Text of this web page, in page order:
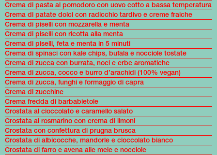
Crema di pasta al pomodoro con uovo cotto a bassa temperatura
Crema di patate dolci con radicchio tardivo e creme fraiche
Crema di piselli con mozzarella e menta
Crema di piselli con ricotta alla menta
Crema di piselli, feta e menta in 5 minuti
Crema di spinaci con kale chips, bufala e nocciole tostate
Crema di zucca con burrata, noci e erbe aromatiche
Crema di zucca, cocco e burro d’arachidi (100% vegan)
Crema di zucca, funghi e formaggio di capra
Crema di zucchine
Crema fredda di barbabietole
Crostata al cioccolato e caramello salato
Crostata al rosmarino con crema di limoni
Crostata con confettura di prugna brusca
Crostata di albicocche, mandorle e cioccolato bianco
Crostata di farro e avena alle mele e nocciole